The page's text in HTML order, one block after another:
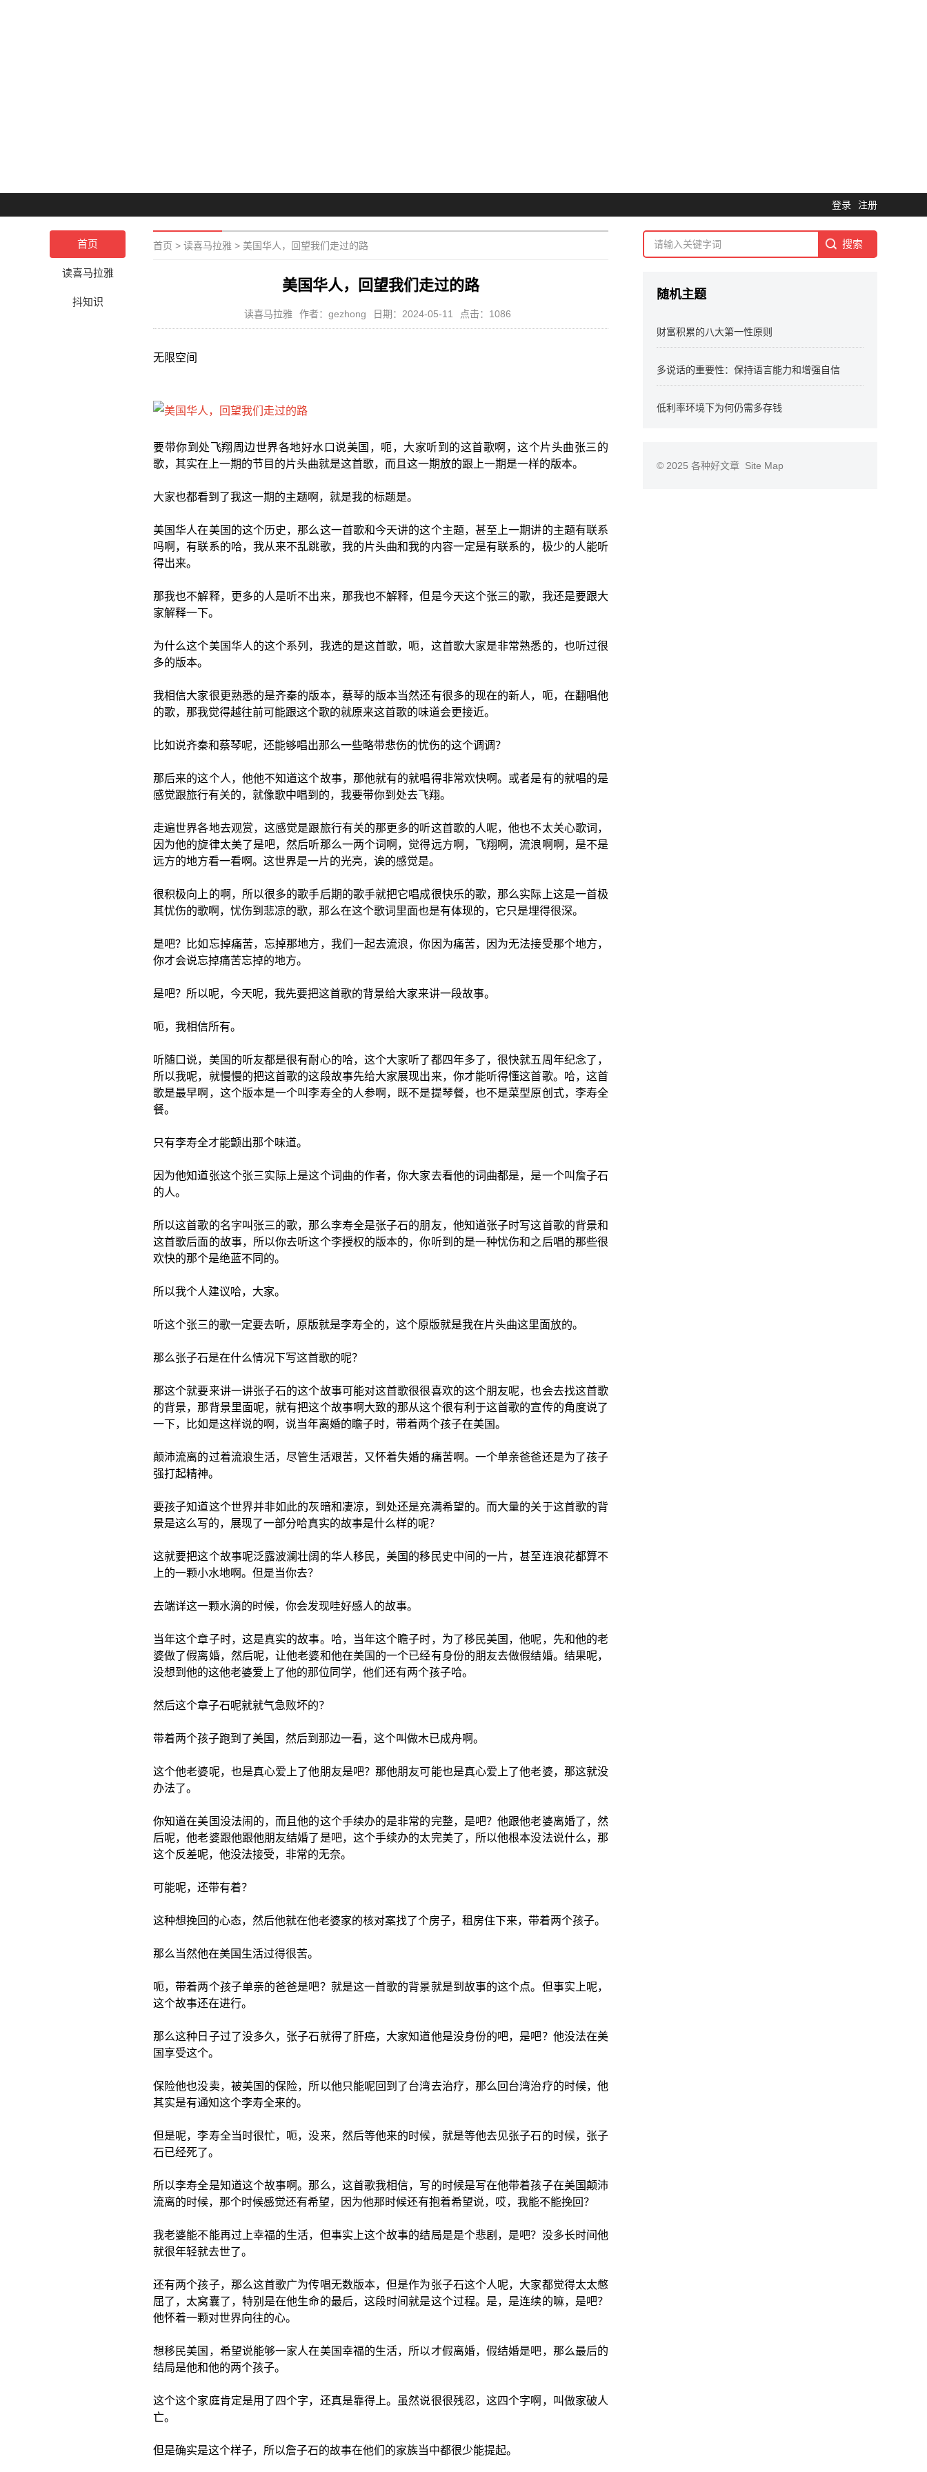
登录 注册
首页
读喜马拉雅
抖知识
首页 > 读喜马拉雅 > 美国华人，回望我们走过的路
美国华人，回望我们走过的路
读喜马拉雅 作者：gezhong 日期：2024-05-11 点击：1086
无限空间
要带你到处飞翔周边世界各地好水口说美国，呃，大家听到的这首歌啊，这个片头曲张三的
歌，其实在上一期的节目的片头曲就是这首歌，而且这一期放的跟上一期是一样的版本。
大家也都看到了我这一期的主题啊，就是我的标题是。
美国华人在美国的这个历史，那么这一首歌和今天讲的这个主题，甚至上一期讲的主题有联系
吗啊，有联系的哈，我从来不乱跳歌，我的片头曲和我的内容一定是有联系的，极少的人能听
得出来。
那我也不解释，更多的人是听不出来，那我也不解释，但是今天这个张三的歌，我还是要跟大
家解释一下。
为什么这个美国华人的这个系列，我选的是这首歌，呃，这首歌大家是非常熟悉的，也听过很
多的版本。
我相信大家很更熟悉的是齐秦的版本，蔡琴的版本当然还有很多的现在的新人，呃，在翻唱他
的歌，那我觉得越往前可能跟这个歌的就原来这首歌的味道会更接近。
比如说齐秦和蔡琴呢，还能够唱出那么一些略带悲伤的忧伤的这个调调？
那后来的这个人，他他不知道这个故事，那他就有的就唱得非常欢快啊。或者是有的就唱的是
感觉跟旅行有关的，就像歌中唱到的，我要带你到处去飞翔。
走遍世界各地去观赏，这感觉是跟旅行有关的那更多的听这首歌的人呢，他也不太关心歌词，
因为他的旋律太美了是吧，然后听那么一两个词啊，觉得远方啊，飞翔啊，流浪啊啊，是不是
远方的地方看一看啊。这世界是一片的光亮，诶的感觉是。
很积极向上的啊，所以很多的歌手后期的歌手就把它唱成很快乐的歌，那么实际上这是一首极
其忧伤的歌啊，忧伤到悲凉的歌，那么在这个歌词里面也是有体现的，它只是埋得很深。
是吧？比如忘掉痛苦，忘掉那地方，我们一起去流浪，你因为痛苦，因为无法接受那个地方，
你才会说忘掉痛苦忘掉的地方。
是吧？所以呢，今天呢，我先要把这首歌的背景给大家来讲一段故事。
呃，我相信所有。
听随口说，美国的听友都是很有耐心的哈，这个大家听了都四年多了，很快就五周年纪念了，
所以我呢，就慢慢的把这首歌的这段故事先给大家展现出来，你才能听得懂这首歌。哈，这首
歌是最早啊，这个版本是一个叫李寿全的人参啊，既不是提琴餐，也不是菜型原创式，李寿全
餐。
只有李寿全才能颤出那个味道。
因为他知道张这个张三实际上是这个词曲的作者，你大家去看他的词曲都是，是一个叫詹子石
的人。
所以这首歌的名字叫张三的歌，那么李寿全是张子石的朋友，他知道张子时写这首歌的背景和
这首歌后面的故事，所以你去听这个李授权的版本的，你听到的是一种忧伤和之后唱的那些很
欢快的那个是绝蓝不同的。
所以我个人建议哈，大家。
听这个张三的歌一定要去听，原版就是李寿全的，这个原版就是我在片头曲这里面放的。
那么张子石是在什么情况下写这首歌的呢？
那这个就要来讲一讲张子石的这个故事可能对这首歌很很喜欢的这个朋友呢，也会去找这首歌
的背景，那背景里面呢，就有把这个故事啊大致的那从这个很有利于这首歌的宣传的角度说了
一下，比如是这样说的啊，说当年离婚的瞻子时，带着两个孩子在美国。
颠沛流离的过着流浪生活，尽管生活艰苦，又怀着失婚的痛苦啊。一个单亲爸爸还是为了孩子
强打起精神。
要孩子知道这个世界并非如此的灰暗和凄凉，到处还是充满希望的。而大量的关于这首歌的背
景是这么写的，展现了一部分哈真实的故事是什么样的呢？
这就要把这个故事呢泛露波澜壮阔的华人移民，美国的移民史中间的一片，甚至连浪花都算不
上的一颗小水地啊。但是当你去？
去端详这一颗水滴的时候，你会发现哇好感人的故事。
当年这个章子时，这是真实的故事。哈，当年这个瞻子时，为了移民美国，他呢，先和他的老
婆做了假离婚，然后呢，让他老婆和他在美国的一个已经有身份的朋友去做假结婚。结果呢，
没想到他的这他老婆爱上了他的那位同学，他们还有两个孩子哈。
然后这个章子石呢就就气急败坏的？
带着两个孩子跑到了美国，然后到那边一看，这个叫做木已成舟啊。
这个他老婆呢，也是真心爱上了他朋友是吧？那他朋友可能也是真心爱上了他老婆，那这就没
办法了。
你知道在美国没法闹的，而且他的这个手续办的是非常的完整，是吧？他跟他老婆离婚了，然
后呢，他老婆跟他跟他朋友结婚了是吧，这个手续办的太完美了，所以他根本没法说什么，那
这个反差呢，他没法接受，非常的无奈。
可能呢，还带有着？
这种想挽回的心态，然后他就在他老婆家的核对案找了个房子，租房住下来，带着两个孩子。
那么当然他在美国生活过得很苦。
呃，带着两个孩子单亲的爸爸是吧？就是这一首歌的背景就是到故事的这个点。但事实上呢，
这个故事还在进行。
那么这种日子过了没多久，张子石就得了肝癌，大家知道他是没身份的吧，是吧？他没法在美
国享受这个。
保险他也没卖，被美国的保险，所以他只能呢回到了台湾去治疗，那么回台湾治疗的时候，他
其实是有通知这个李寿全来的。
但是呢，李寿全当时很忙，呃，没来，然后等他来的时候，就是等他去见张子石的时候，张子
石已经死了。
所以李寿全是知道这个故事啊。那么，这首歌我相信，写的时候是写在他带着孩子在美国颠沛
流离的时候，那个时候感觉还有希望，因为他那时候还有抱着希望说，哎，我能不能挽回？
我老婆能不能再过上幸福的生活，但事实上这个故事的结局是是个悲剧，是吧？没多长时间他
就很年轻就去世了。
还有两个孩子，那么这首歌广为传唱无数版本，但是作为张子石这个人呢，大家都觉得太太憋
屈了，太窝囊了，特别是在他生命的最后，这段时间就是这个过程。是，是连续的嘛，是吧？
他怀着一颗对世界向往的心。
想移民美国，希望说能够一家人在美国幸福的生活，所以才假离婚，假结婚是吧，那么最后的
结局是他和他的两个孩子。
这个这个家庭肯定是用了四个字，还真是靠得上。虽然说很很残忍，这四个字啊，叫做家破人
亡。
但是确实是这个样子，所以詹子石的故事在他们的家族当中都很少能提起。
随机主题
财富积累的八大第一性原则
多说话的重要性：保持语言能力和增强自信
低利率环境下为何仍需多存钱
© 2025 各种好文章 Site Map